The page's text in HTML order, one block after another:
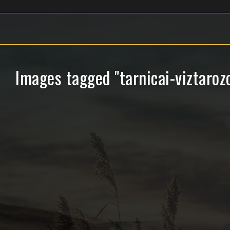
Images tagged "tarnicai-